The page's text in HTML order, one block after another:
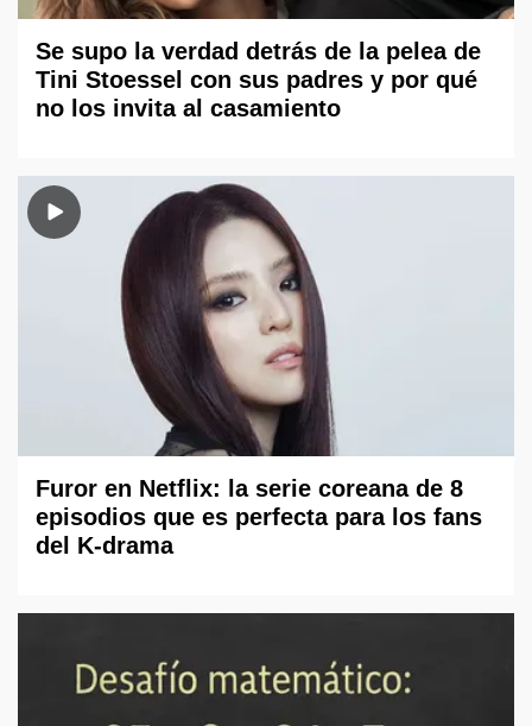
Se supo la verdad detrás de la pelea de
Tini Stoessel con sus padres y por qué
no los invita al casamiento
Furor en Netflix: la serie coreana de 8
episodios que es perfecta para los fans
del K-drama